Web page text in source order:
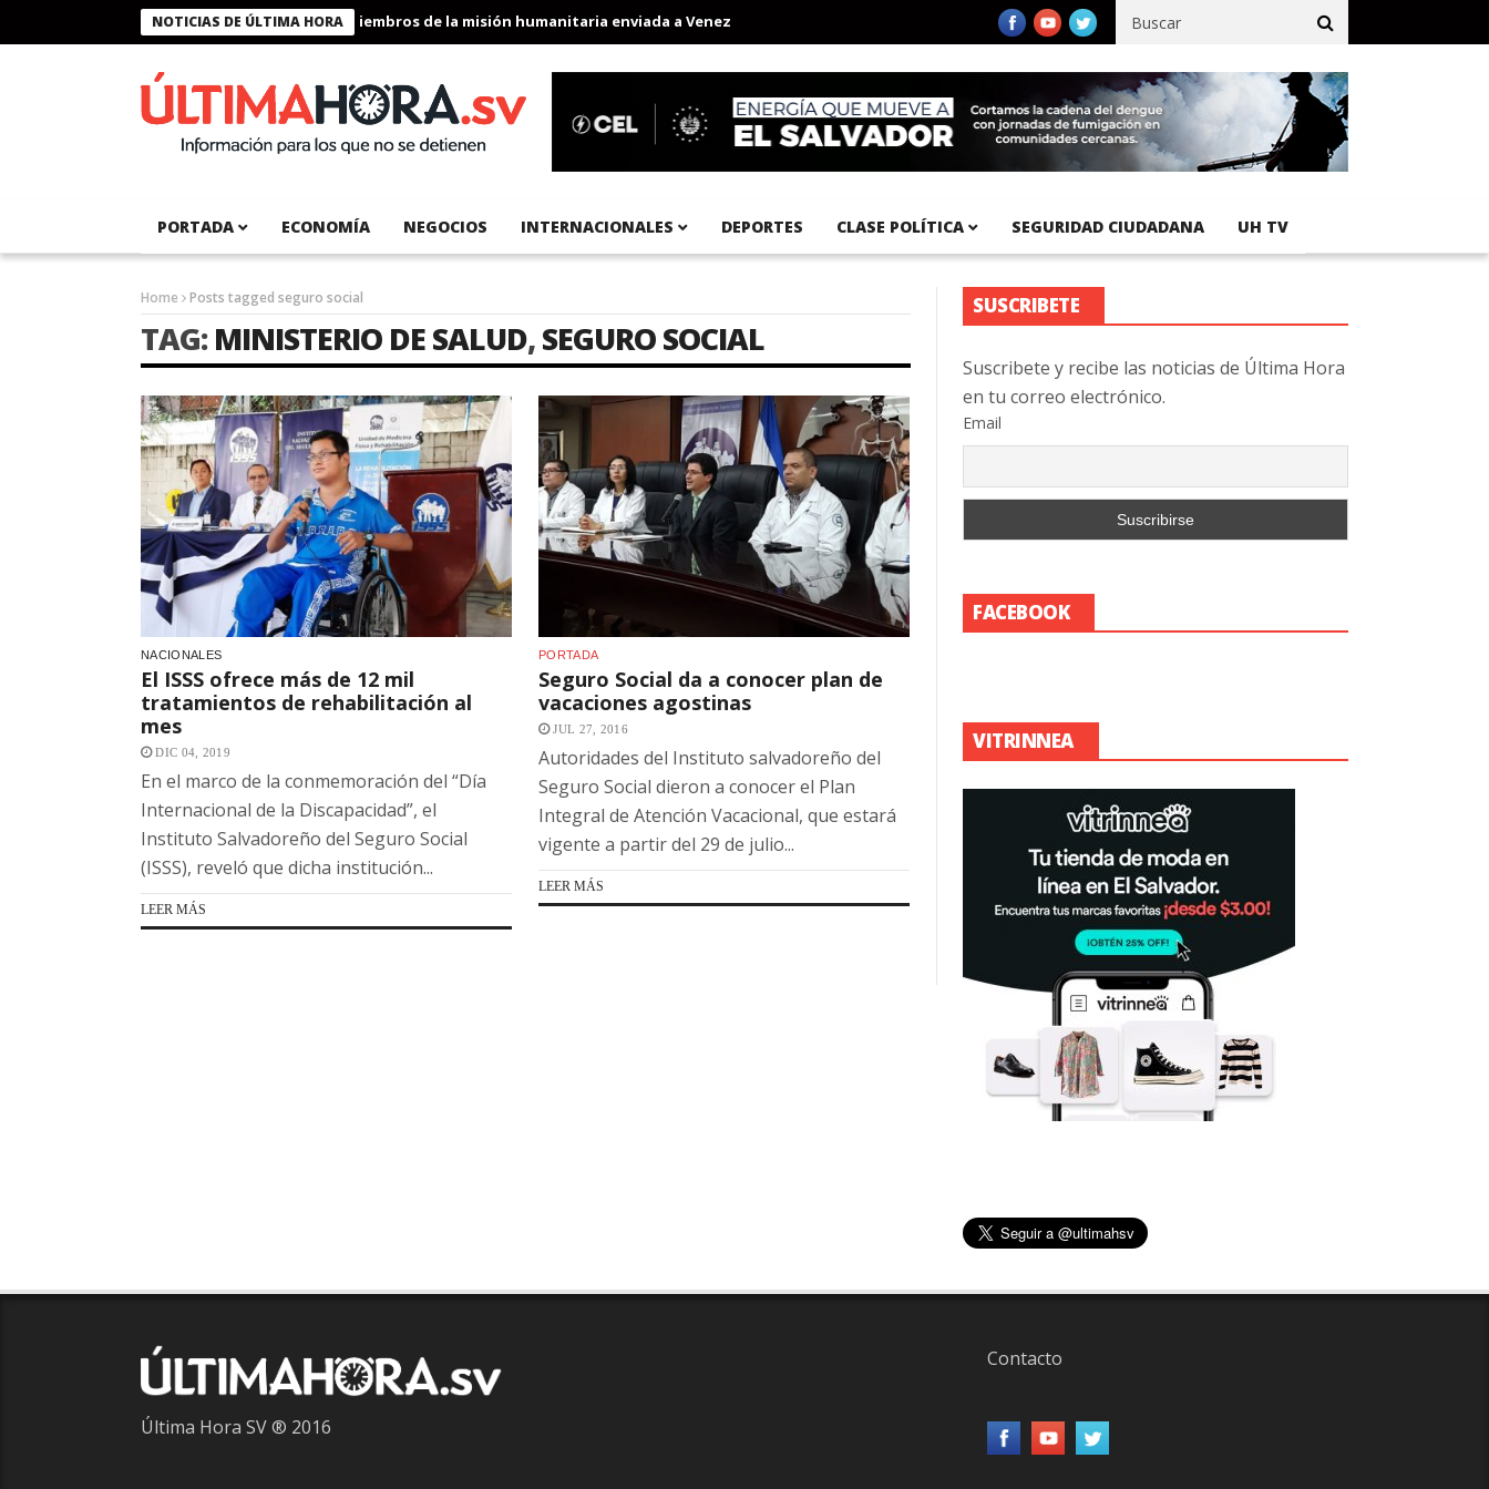
NOTICIAS DE ÚLTIMA HORA
Presidente Bukele condecora a miembros de la misión humanitaria enviada a Venezuela Aeropuerto Internacional del Pacífico registra 92 % de avance en obras de terracería
PORTADA ECONOMÍA NEGOCIOS INTERNACIONALES DEPORTES CLASE POLÍTICA SEGURIDAD CIUDADANA UH TV
Home Posts tagged seguro social
TAG:MINISTERIO DE SALUD,SEGURO SOCIAL
NACIONALES
El ISSS ofrece más de 12 mil
tratamientos de rehabilitación al
mes
DIC 04, 2019
En el marco de la conmemoración del “Día
Internacional de la Discapacidad”, el
Instituto Salvadoreño del Seguro Social
(ISSS), reveló que dicha institución...
LEER MÁS
PORTADA
Seguro Social da a conocer plan de
vacaciones agostinas
JUL 27, 2016
Autoridades del Instituto salvadoreño del
Seguro Social dieron a conocer el Plan
Integral de Atención Vacacional, que estará
vigente a partir del 29 de julio...
LEER MÁS
SUSCRIBETE
Suscribete y recibe las noticias de Última Hora
en tu correo electrónico.
Email
FACEBOOK
VITRINNEA
Última Hora SV ® 2016
Contacto